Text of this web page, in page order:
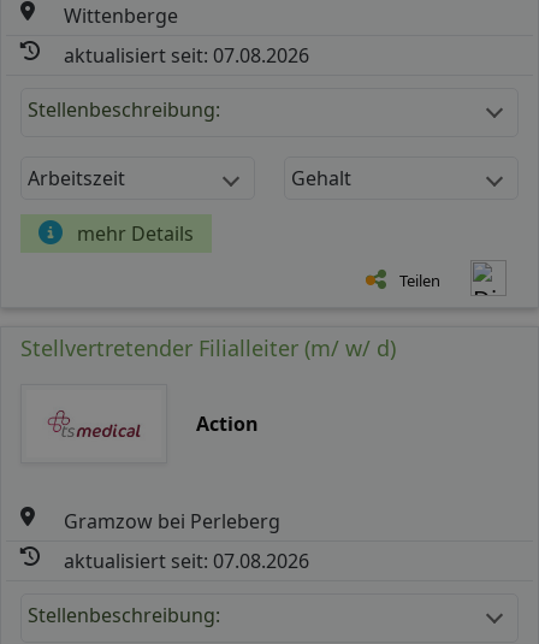
Wittenberge
aktualisiert seit: 07.08.2026
Stellenbeschreibung:
Arbeitszeit Gehalt
mehr Details
Teilen
Stellvertretender Filialleiter (m/ w/ d)
Action
Gramzow bei Perleberg
aktualisiert seit: 07.08.2026
Stellenbeschreibung: